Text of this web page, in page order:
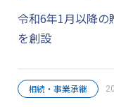
令和6年1月以降の
を創設
相続・事業承継